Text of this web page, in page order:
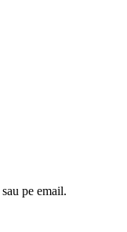
pe email.